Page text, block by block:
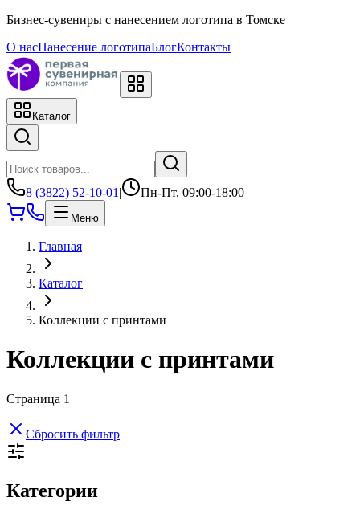
Бизнес-сувениры с нанесением логотипа в Томске
О насНанесение логотипаБлогКонтакты
Каталог
8 (3822) 52-10-01 | Пн-Пт, 09:00-18:00
Меню
Главная
Каталог
Коллекции с принтами
Коллекции с принтами
Страница 1
Сбросить фильтр
Категории